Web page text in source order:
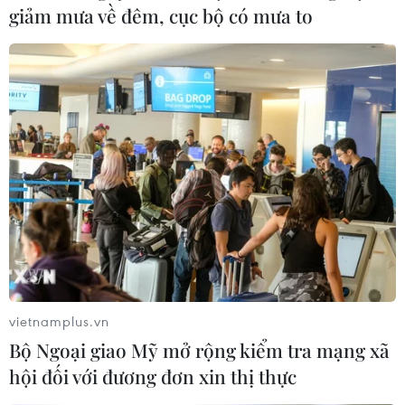
SEA Games 32 ngày 15/5: Việt Nam vượt
mốc 120 HCV, bỏ xa Thái Lan
15/05/2023 11:10
Tính đến 18 giờ ngày 15/5, Đoàn Thể thao Việt Nam đã
vượt mốc 120 huy chương Vàng, đứng vững ngôi đầu
bảng tổng sắp huy chương SEA Games 32 và đang tạo
khoảng cách rất lớn trước Thái Lan.
giảm mưa về đêm, cục bộ có mưa to
vietnamplus.vn
Bộ Ngoại giao Mỹ mở rộng kiểm tra mạng xã
hội đối với đương đơn xin thị thực